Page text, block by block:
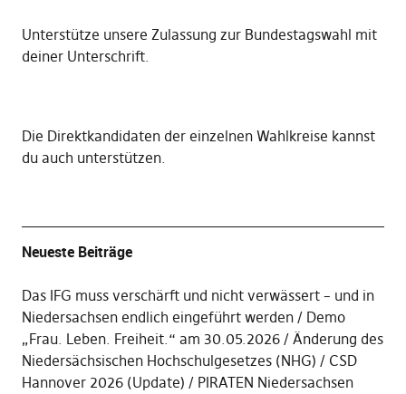
Unterstütze unsere Zulassung zur Bundestagswahl mit
deiner Unterschrift.
Die Direktkandidaten der einzelnen Wahlkreise kannst
du auch unterstützen.
Neueste Beiträge
Das IFG muss verschärft und nicht verwässert – und in
Niedersachsen endlich eingeführt werden
Demo
„Frau. Leben. Freiheit.“ am 30.05.2026
Änderung des
Niedersächsischen Hochschulgesetzes (NHG)
CSD
Hannover 2026 (Update)
PIRATEN Niedersachsen